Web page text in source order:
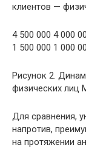
клиентов —
4 500 000 4 000
1 500 000 1 000
Рисунок 2.
физических лиц
Для сравнения,
напротив,
на протяжении